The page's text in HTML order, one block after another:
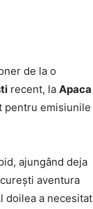
de la o
recent, la Apaca
pentru emisiunile
ajungând deja
aventura
doilea a necesitat